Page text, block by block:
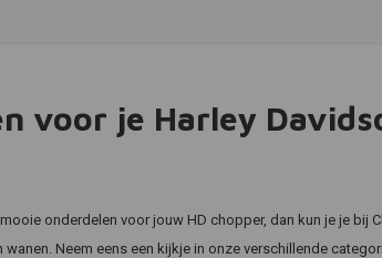
voor je Harley
onderdelen voor jouw HD chopper, dan kun je je bij
wanen. Neem eens een kijkje in onze verschillende